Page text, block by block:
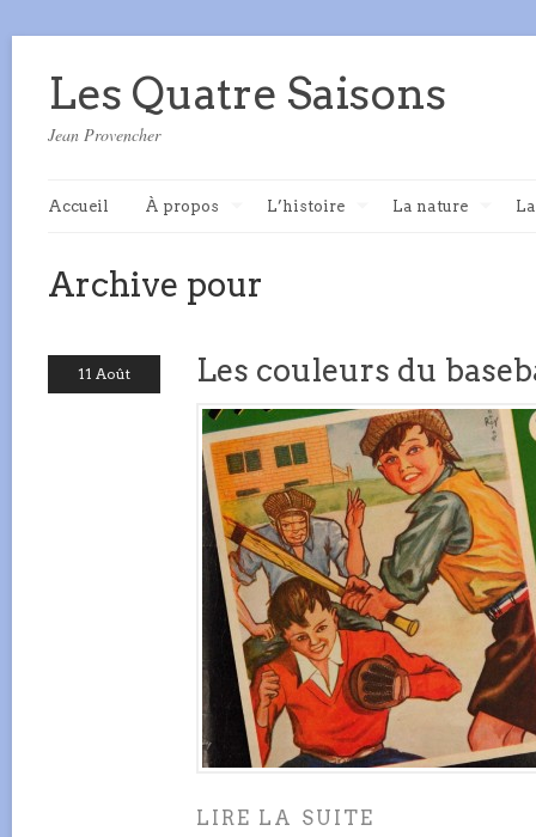
Les Quatre Saisons
Jean Provencher
Accueil À propos L’histoire La nature
Archive pour
11 Août Les couleurs du
LIRE LA SUITE